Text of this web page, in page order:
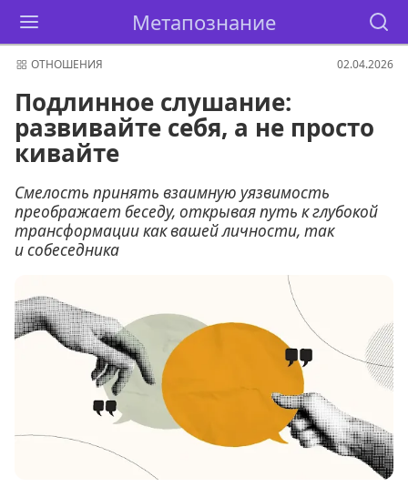
Метапознание
ОТНОШЕНИЯ 02.04.2026
Подлинное слушание:
развивайте себя, а не просто
кивайте
Смелость принять взаимную уязвимость
преображает беседу, открывая путь к глубокой
трансформации как вашей личности, так
и собеседника